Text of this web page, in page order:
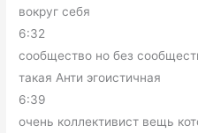
вокруг себя
6:32
сообщество но без
такая Анти эгоистичная
6:39
очень коллективист вещь